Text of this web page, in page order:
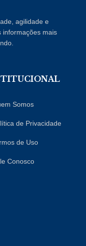
agilidade e
informações mais
Somos
de Privacidade
de Uso
Conosco